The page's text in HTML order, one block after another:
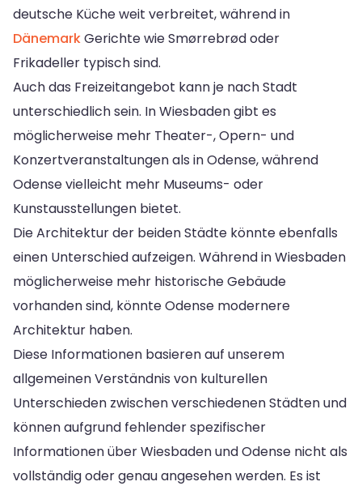
deutsche Küche weit verbreitet, während in
DänemarkGerichte wie Smørrebrød oder
Frikadeller typisch sind.
Auch das Freizeitangebot kann je nach Stadt
unterschiedlich sein. In Wiesbaden gibt es
möglicherweise mehr Theater-, Opern- und
Konzertveranstaltungen als in Odense, während
Odense vielleicht mehr Museums- oder
Kunstausstellungen bietet.
Die Architektur der beiden Städte könnte ebenfalls
einen Unterschied aufzeigen. Während in Wiesbaden
möglicherweise mehr historische Gebäude
vorhanden sind, könnte Odense modernere
Architektur haben.
Diese Informationen basieren auf unserem
allgemeinen Verständnis von kulturellen
Unterschieden zwischen verschiedenen Städten und
können aufgrund fehlender spezifischer
Informationen über Wiesbaden und Odense nicht als
vollständig oder genau angesehen werden. Es ist